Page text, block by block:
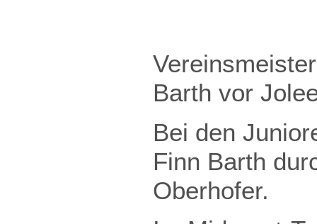
Barth vor
Bei den
Finn Barth
Oberhofer.